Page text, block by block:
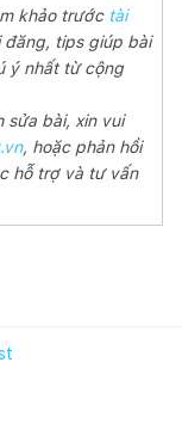
khảo trước tài
tips giúp bài
ý nhất từ cộng
sửa bài, xin vui
, hoặc phản hồi
hỗ trợ và tư vấn